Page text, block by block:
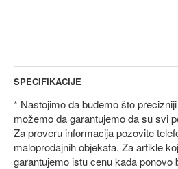
SPECIFIKACIJE
* Nastojimo da budemo što
možemo da garantujemo da su svi
Za proveru informacija pozovite
maloprodajnih objekata. Za artikle
garantujemo istu cenu kada ponovo